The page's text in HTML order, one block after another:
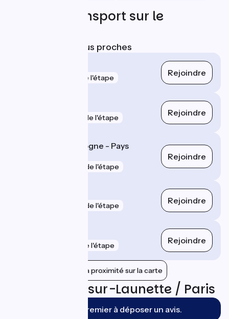
Trains et transport sur le
Gares SNCF les plus proches
81 m de l'étape Rejoindre
681 m de l'étape Rejoindre
Paris Bercy Bourgogne - Pays
701 m de l'étape
Rejoindre
901 m de l'étape Rejoindre
3 km de l'étape Rejoindre
Afficher les gares à proximité sur la carte
Avis sur Ver-sur-Launette / Paris
Soyez le premier à déposer un avis.